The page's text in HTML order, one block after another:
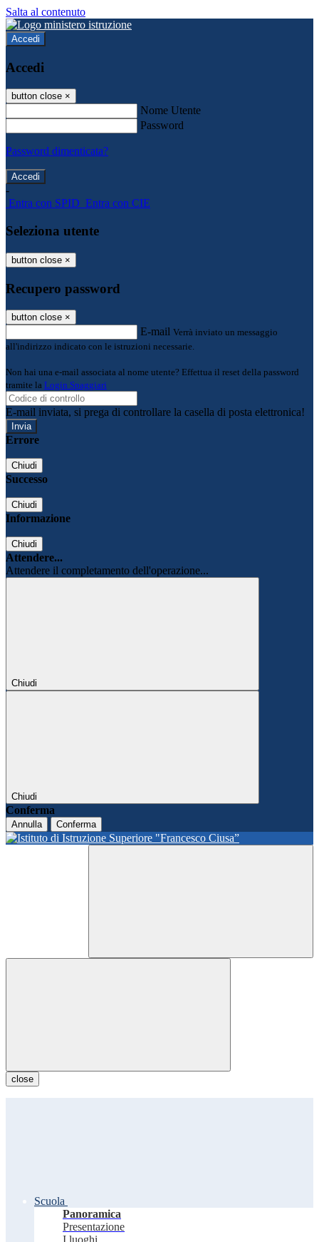
Salta al contenuto
Accedi
Accedi
button close ×
Nome Utente
Password
Password dimenticata?
-
Entra con SPID Entra con CIE
Seleziona utente
button close ×
Recupero password
button close ×
E-mail Verrà inviato un messaggio
all'indirizzo indicato con le istruzioni necessarie.
Non hai una e-mail associata al nome utente? Effettua il reset della password
tramite la Login Spaggiari
E-mail inviata, si prega di controllare la casella di posta elettronica!
Errore
Chiudi
Successo
Chiudi
Informazione
Chiudi
Attendere...
Attendere il completamento dell'operazione...
Chiudi
Chiudi
Conferma
Annulla Conferma
close
Scuola
Panoramica
Presentazione